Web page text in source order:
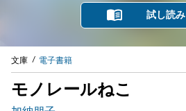
試し読み
文庫 電子書籍
モノレールねこ